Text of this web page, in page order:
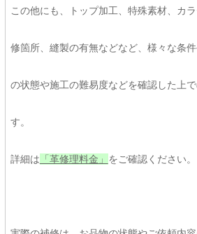
この他にも、トップ加工、特殊素材、カ
修箇所、縫製の有無などなど、様々な条
の状態や施工の難易度などを確認した上
す。
詳細は 「革修理料金」 をご確認ください。